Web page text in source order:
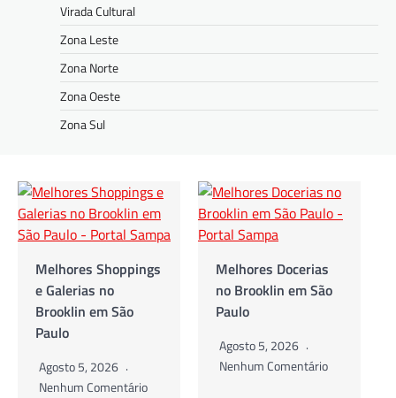
Virada Cultural
Zona Leste
Zona Norte
Zona Oeste
Zona Sul
Melhores Shoppings
e Galerias no
Brooklin em São
Paulo
Agosto 5, 2026
Nenhum Comentário
Melhores Docerias
no Brooklin em São
Paulo
Agosto 5, 2026
Nenhum Comentário